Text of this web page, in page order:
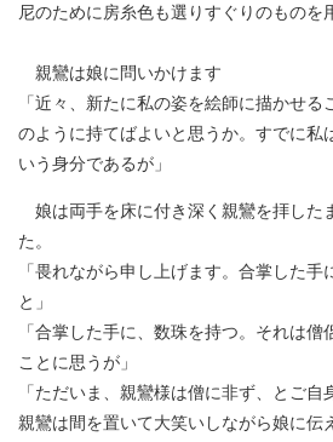
尼のために房糸色も選りすぐりのものを
親鸞は娘に問いかけます
「近々、新たに私の姿を絵師に描かせ
のように持てばよいと思うか。すでに私
いう身分であるが」
娘は両手を床に付き深く親鸞を拝した
た。
「畏れながら申し上げます。合掌した
と」
「合掌した手に、数珠を持つ。それは僧
ことに思うが」
「ただいま、親鸞様は僧に非ず、とご自
親鸞は間を置いて大笑いしながら娘に伝